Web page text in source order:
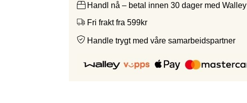
Handl nå – betal innen 30 dager med Walley
Fri frakt fra 599kr
Handle trygt med våre samarbeidspartner